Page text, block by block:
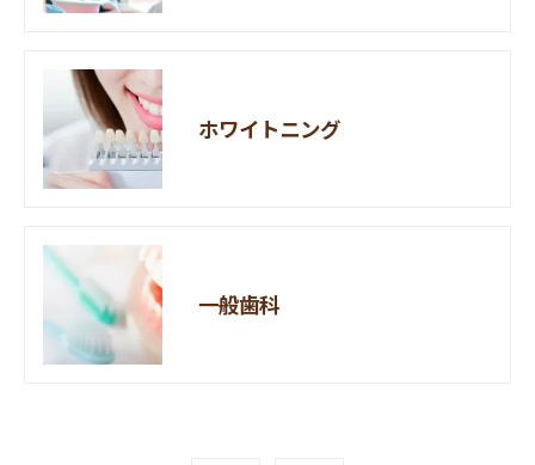
ホワイトニング
一般歯科